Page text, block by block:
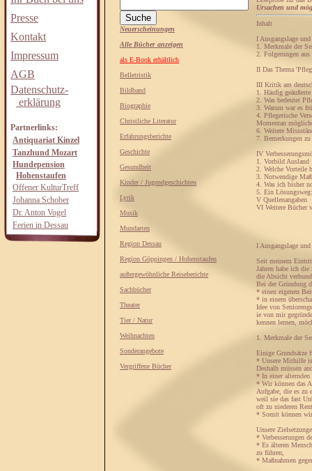
Presse
Kontakt
Impressum
AGB
Datenschutz-
erklärung
Partnerlinks:
Antiquariat Kinzel
Tanzhund Mozart
Hundepension
Hohenstaufen
Offener KulturTreff
Johanna Schober
Dr. Anton Vogel
Ferien in Dessau
Neuerscheinungen
Alle Bücher anzeigen
als E-Book erhältlich
Belletristik
Bildband
Biographie
Christliche Literatur
Erfahrungsberichte
Geschichte
Gesundheit
Kinder / Jugendgeschichten
Lyrik
Musik
Mundarten
Region Dessau
Region Göppingen / Hohenstaufen
außergewöhnliche Reiseberichte
Sachbücher
Theater
Tier / Natur
Weihnachten
Sonderangebote
Vergriffene Bücher
Ursachen und
Inhalt
I Ausgangslage
1. Merkmale der
2. Folgerungen
II Das Thema
III Kritik am
1. Häufig
2. Was bedeutet
3. Warum war es
4. Pflegerische
Momentan
6. Weitere
7. Bemerkungen
IV
1. Vorbild Ausland
2. Welche Vorteile
3. Notwendige
4. Was ich bisher
5. Ein
V Quellenangaben
VI Weitere Bücher
I Ausgangslage
Seit meinem
Jahren habe ich
die Absicht
Bei der Gründung
* einen eigenen
* in einem
Idee von
ie von mir
kennen lernen,
1. Merkmale der
Einige Grundsätze
* Unsere Mithilfe
Deshalb müssen
* In einer alternden
* Wir können das
Aufgabe, die es zu
weil sie das fast
oft zu niederen
* Somit können
Unsere
* Verbesserungen
* Es älteren
zu führen,
* Maßnahmen